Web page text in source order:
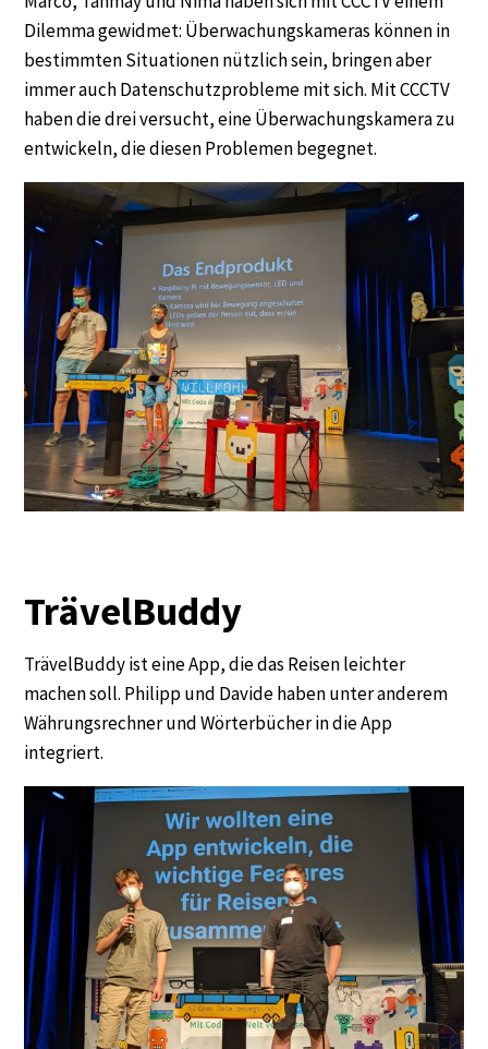
Dilemma gewidmet: Überwachungskameras können in
bestimmten Situationen nützlich sein, bringen aber
immer auch Datenschutzprobleme mit sich. Mit CCCTV
haben die drei versucht, eine Überwachungskamera zu
entwickeln, die diesen Problemen begegnet.
TrävelBuddy
TrävelBuddy ist eine App, die das Reisen leichter
machen soll. Philipp und Davide haben unter anderem
Währungsrechner und Wörterbücher in die App
integriert.